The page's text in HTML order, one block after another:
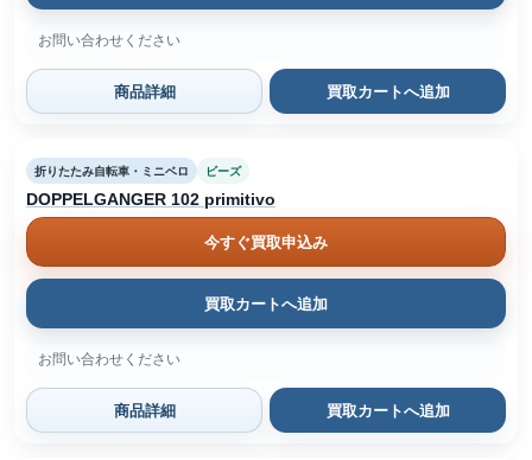
お問い合わせください
商品詳細 買取カートへ追加
折りたたみ自転車・ミニベロ ビーズ
DOPPELGANGER 102 primitivo
今すぐ買取申込み
買取カートへ追加
お問い合わせください
商品詳細 買取カートへ追加